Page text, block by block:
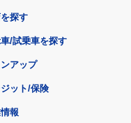
探す
/試乗車を探す
アップ
ット/保険
報